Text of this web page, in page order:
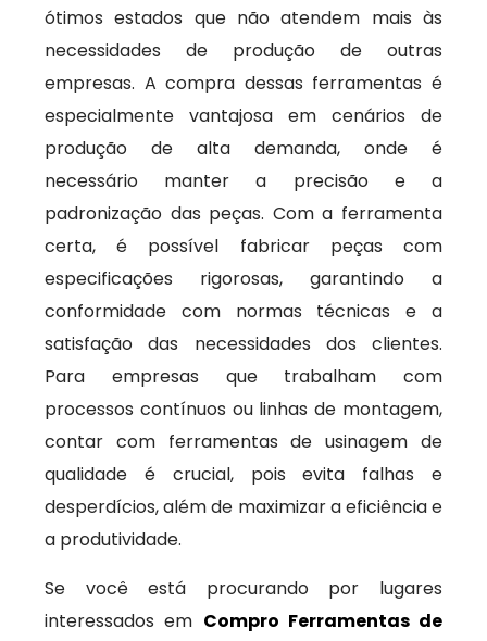
ótimos estados que não atendem mais às
necessidades de produção de outras
empresas. A compra dessas ferramentas é
especialmente vantajosa em cenários de
produção de alta demanda, onde é
necessário manter a precisão e a
padronização das peças. Com a ferramenta
certa, é possível fabricar peças com
especificações rigorosas, garantindo a
conformidade com normas técnicas e a
satisfação das necessidades dos clientes.
Para empresas que trabalham com
processos contínuos ou linhas de montagem,
contar com ferramentas de usinagem de
qualidade é crucial, pois evita falhas e
desperdícios, além de maximizar a eficiência e
a produtividade.
Se você está procurando por lugares
interessados em Compro Ferramentas de